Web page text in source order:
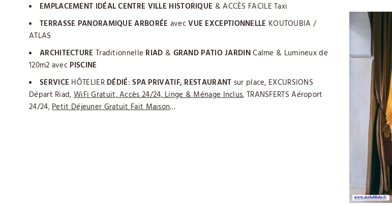
EMPLACEMENT IDÉAL CENTRE VILLE HISTORIQUE & ACCÈS FACILE Taxi
TERRASSE PANORAMIQUE ARBORÉE avecVUE EXCEPTIONNELLE KOUTOUBIA /
ATLAS
ARCHITECTURE Traditionnelle RIAD & GRAND PATIO JARDINCalme & Lumineux de
120m2 avec PISCINE
SERVICE HÔTELIERDÉDIÉ:SPA PRIVATIF, RESTAURANT sur place, EXCURSIONS
Départ Riad, WiFi Gratuit, Accès 24/24, Linge & Ménage Inclus, TRANSFERTS Aéroport
24/24,Petit Déjeuner Gratuit Fait Maison…